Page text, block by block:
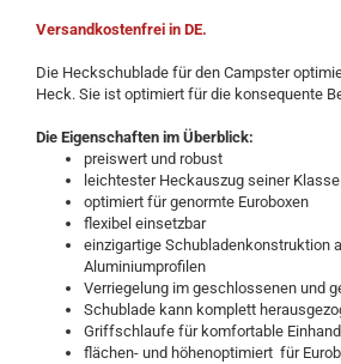
Versandkostenfrei in DE.
Die Heckschublade für den Campster
Heck. Sie ist optimiert für die konsequente
Die Eigenschaften im Überblick:
preiswert und robust
leichtester Heckauszug seiner Klasse
optimiert für genormte Euroboxen
flexibel einsetzbar
einzigartige Schubladenkonstruktion
Aluminiumprofilen
Verriegelung im geschlossenen und
Schublade kann komplett
Griffschlaufe für komfortable
flächen- und höhenoptimiert für